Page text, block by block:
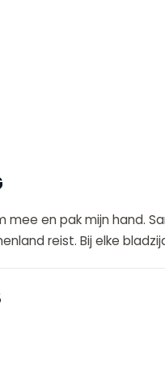
mee en pak mijn hand.
reist. Bij elke